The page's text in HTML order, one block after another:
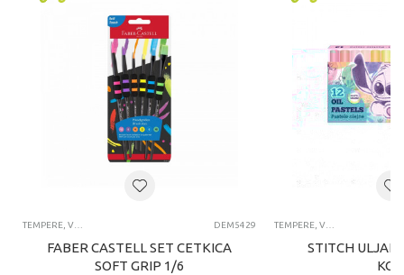
TEMPERE, VODENE BOJICE, ČETKICE, POSUDE I PALETE ZA LIKOVNO DEM5429
FABER CASTELL SET CETKICA
SOFT GRIP 1/6
TEMPERE, VODENE BOJICE, ČETKICE, POSUDE I PALETE ZA LIKOVNO
STITCH